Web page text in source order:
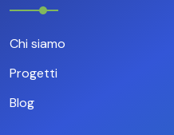
Chi siamo
Progetti
Blog